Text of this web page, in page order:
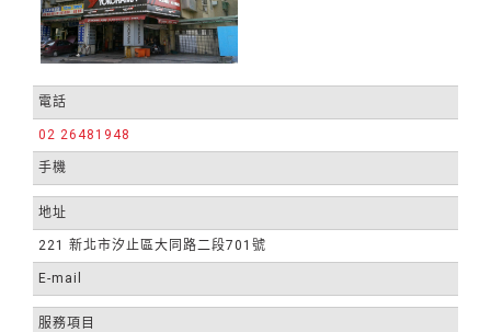
電話
02 26481948
手機
地址
221 新北市汐止區大同路二段701號
E-mail
服務項目